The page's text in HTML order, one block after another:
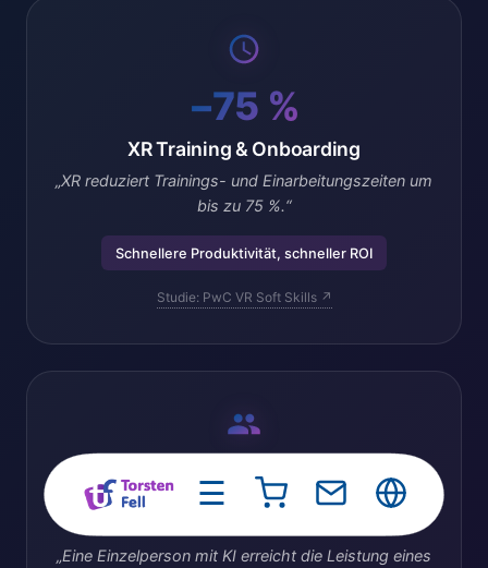
🇩🇪
Deutsch
🇺🇸
English
☰
−75 %
XR Training & Onboarding
„XR reduziert Trainings- und Einarbeitungszeiten um
bis zu 75 %.“
Schnellere Produktivität, schneller ROI
Studie: PwC VR Soft Skills ↗
1 + KI = 2
„Eine Einzelperson mit KI erreicht die Leistung eines